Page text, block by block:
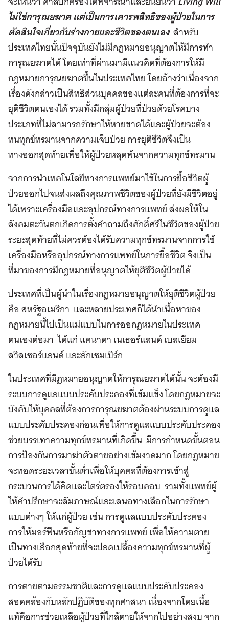
ไม่ใช่การุณยฆาต แต่เป็นการเคารพสิทธิของผู้ป่วยในการ
ตัดสินใจเกี่ยวกับร่างกายและชีวิตของตนเองสำหรับ
ประเทศไทยนั้นปัจจุบันยังไม่มีกฎหมายอนุญาตให้มีการทำ
การุณยฆาตได้ โดยเท่าที่ผ่านมามีแนวคิดที่ต้องการให้มี
กฎหมายการุณยฆาตขึ้นในประเทศไทย โดยอ้างว่าเนื่องจาก
เรื่องดังกล่าวเป็นสิทธิส่วนบุคคลของแต่ละคนที่ต้องการที่จะ
ยุติชีวิตตนเองได้ รวมทั้งมีกลุ่มผู้ป่วยที่ป่วยด้วยโรคบาง
ประเภทที่ไม่สามารถรักษาให้หายขาดได้และผู้ป่วยจะต้อง
ทนทุกข์ทรมานจากความเจ็บป่วย การยุติชีวิตจึงเป็น
ทางออกสุดท้ายเพื่อให้ผู้ป่วยหลุดพ้นจากความทุกข์ทรมาน
จากการนำเทคโนโลยีทางการแพทย์มาใช้ในการยื้อชีวิตผู้
ป่วยออกไปจนส่งผลถึงคุณภาพชีวิตของผู้ป่วยที่ยังมีชีวิตอยู่
ได้เพราะเครื่องมือและอุปกรณ์ทางการแพทย์ ส่งผลให้ใน
สังคมตะวันตกเกิดการตั้งคำถามถึงศักดิ์ศรีในชีวิตของผู้ป่วย
ระยะสุดท้ายที่ไม่ควรต้องได้รับความทุกข์ทรมานจากการใช้
เครื่องมือหรืออุปกรณ์ทางการแพทย์ในการยื้อชีวิต จึงเป็น
ที่มาของการมีกฎหมายที่อนุญาตให้ยุติชีวิตผู้ป่วยได้
ประเทศที่เป็นผู้นำในเรื่องกฎหมายอนุญาตให้ยุติชีวิตผู้ป่วย
คือ สหรัฐอเมริกา และหลายประเทศก็ได้นำเนื้อหาของ
กฎหมายนี้ไปเป็นแม่แบบในการออกฎหมายในประเทศ
ตนเองต่อมา ได้แก่ แคนาดา เนเธอร์แลนด์ เบลเยียม
สวิสเซอร์แลนด์ และลักเซมเบิร์ก
ในประเทศที่มีฎหมายอนุญาตให้การุณยฆาตได้นั้น จะต้องมี
ระบบการดูแลแบบประคับประคองที่เข้มแข็ง โดยกฎหมายจะ
บังคับให้บุคคลที่ต้องการการุณยฆาตต้องผ่านระบบการดูแล
แบบประคับประคองก่อนเพื่อให้การดูแลแบบประคับประคอง
ช่วยบรรเทาความทุกข์ทรมานที่เกิดขึ้น มีการกำหนดขั้นตอน
การป้องกันการมาฆ่าตัวตายอย่างเข้มงวดมาก โดยกฎหมาย
จะทอดระยะเวลาขั้นต่ำเพื่อให้บุคคลที่ต้องการเข้าสู่
กระบวนการได้คิดและไตร่ตรองให้รอบคอบ รวมทั้งแพทย์ผู้
ให้คำปรึกษาจะสัมภาษณ์และเสนอทางเลือกในการรักษา
แบบต่างๆ ให้แก่ผู้ป่วย เช่น การดูแลแบบประคับประคอง
การให้มอร์ฟีนหรือกัญชาทางการแพทย์ เพื่อให้ความตาย
เป็นทางเลือกสุดท้ายที่จะปลดเปลื้องความทุกข์ทรมานที่ผู้
ป่วยได้รับ
การตายตามธรรมชาติและการดูแลแบบประคับประคอง
สอดคล้องกับหลักปฏิบัติของทุกศาสนา เนื่องจากโดยเนื้อ
แท้คือการช่วยเหลือผู้ป่วยที่ใกล้ตายให้จากไปอย่างสงบ จาก